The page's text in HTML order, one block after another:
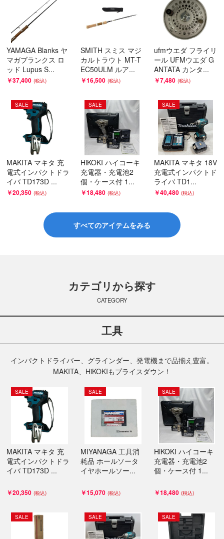
YAMAGA Blanks ヤ
マガブランクス ロ
ッド Lupus S...
￥37,400
SMITH スミス マジ
カルトラウト MT-T
EC50ULM ルア...
￥16,500
ufmウエダ フライリ
ール UFMウエダ G
ANTATA カンタ...
￥7,480
SALE
MAKITA マキタ 充
電式インパクトドラ
イバ TD173D ...
￥20,350
SALE
HiKOKI ハイコーキ
充電器・充電池2
個・ケース付 1...
￥18,480
SALE
MAKITA マキタ 18V
充電式インパクトド
ライバ TD1...
￥40,480
すべてのアイテムをみる
カテゴリから探す
CATEGORY
工具
インパクトドライバー、グラインダー、発電機まで品揃え豊富。
MAKITA、HiKOKIもプライスダウン！
SALE
MAKITA マキタ 充
電式インパクトドラ
イバ TD173D ...
￥20,350
SALE
MIYANAGA 工具消
耗品 ホールソータ
イヤホールソー...
￥15,070
SALE
HiKOKI ハイコーキ
充電器・充電池2
個・ケース付 1...
￥18,480
SALE SALE SALE